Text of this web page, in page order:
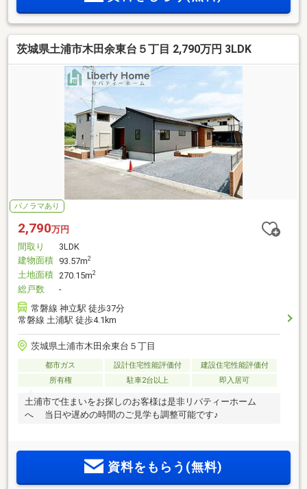
茨城県土浦市木田余東台５丁目 2,790万円 3LDK
パノラマあり
2,790万円
間取り
3LDK
建物面積 93.57m2
土地面積 270.15m2
総戸数
-
常磐線 神立駅 徒歩37分
常磐線 土浦駅 徒歩4.1km
茨城県土浦市木田余東台５丁目
都市ガス 設計住宅性能評価付
建設住宅性能評価付
所有権
駐車2台以上 即入居可
土浦市で住まいをお探しのお客様は是非リバティーホーム
へ 当日や遅めの時間のご見学も調整可能です♪
資料をもらう(無料)